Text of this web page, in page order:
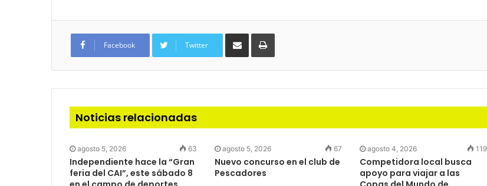
Facebook Twitter
CompartirImprimir
Noticias relacionadas
agosto 5, 2026 63
Independiente hace la “Gran
feria del CAI”, este sábado 8
agosto 5, 2026 67
Nuevo concurso en el club de
Pescadores
agosto 4, 2026 119
Competidora local busca
apoyo para viajar a las